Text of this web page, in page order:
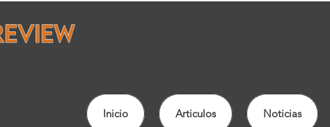
Inicio Articulos Noticias